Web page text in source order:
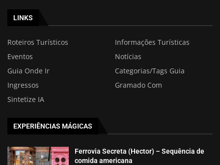
LINKS
Roteiros Turísticos
Informações Turísticas
Eventos
Notícias
Guia Onde Ir
Categorias/Tags Guia
Ingressos
Gramado Com
Sintetize IA
EXPERIÊNCIAS MÁGICAS
Ferrovia Secreta (Hector) – Sequência de
comida americana